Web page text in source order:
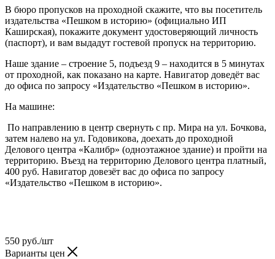
В бюро пропусков на проходной скажите, что вы посетитель
издательства «Пешком в историю» (официально ИП
Каширская), покажите документ удостоверяющий личность
(паспорт), и вам выдадут гостевой пропуск на территорию.
Наше здание – строение 5, подъезд 9 – находится в 5 минутах
от проходной, как показано на карте. Навигатор доведёт вас
до офиса по запросу «Издательство «Пешком в историю».
На машине:
По направлению в центр свернуть с пр. Мира на ул. Бочкова,
затем налево на ул. Годовикова, доехать до проходной
Делового центра «Калибр» (одноэтажное здание) и пройти на
территорию. Въезд на территорию Делового центра платный,
400 руб. Навигатор довезёт вас до офиса по запросу
«Издательство «Пешком в историю».
550 руб./шт
Варианты цен